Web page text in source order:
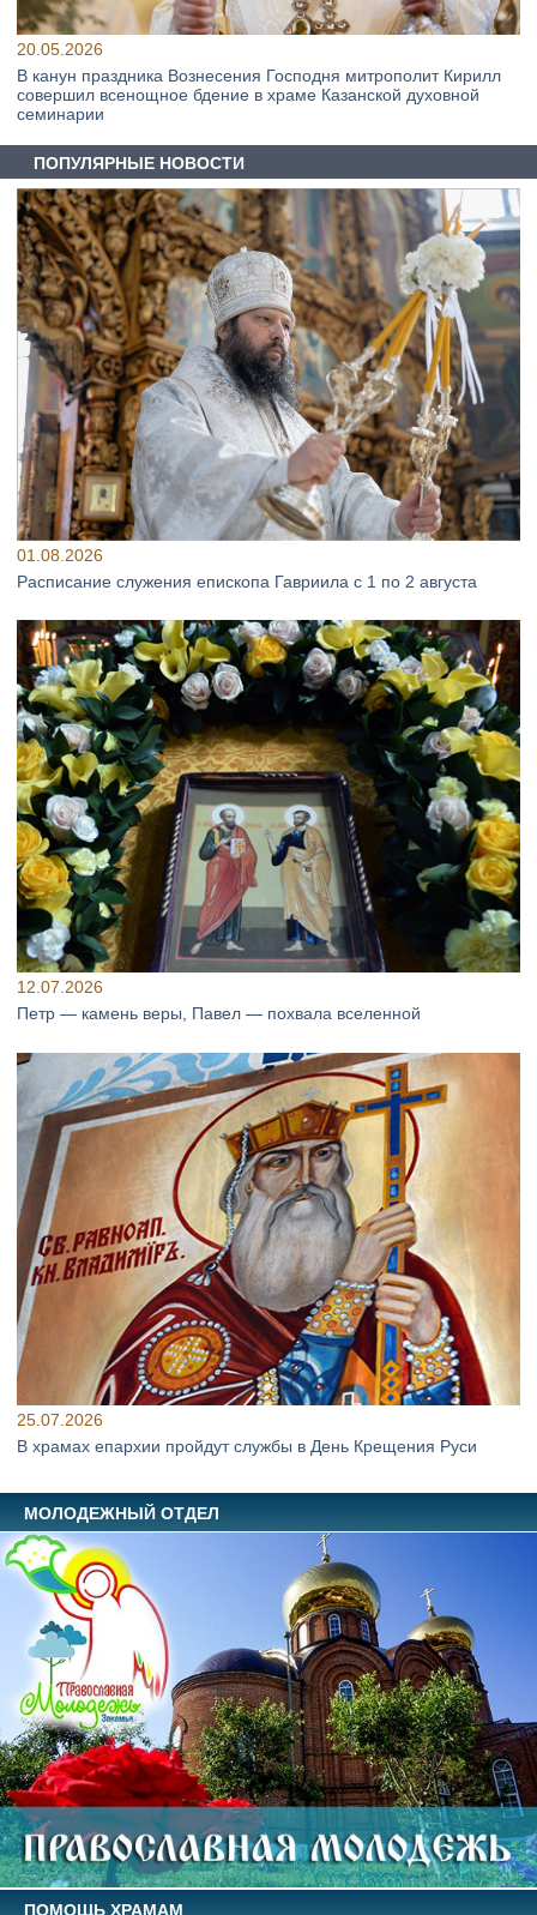
20.05.2026
В канун праздника Вознесения Господня митрополит Кирилл
совершил всенощное бдение в храме Казанской духовной
семинарии
ПОПУЛЯРНЫЕ НОВОСТИ
01.08.2026
Расписание служения епископа Гавриила с 1 по 2 августа
12.07.2026
Петр — камень веры, Павел — похвала вселенной
25.07.2026
В храмах епархии пройдут службы в День Крещения Руси
МОЛОДЕЖНЫЙ ОТДЕЛ
ПОМОЩЬ ХРАМАМ